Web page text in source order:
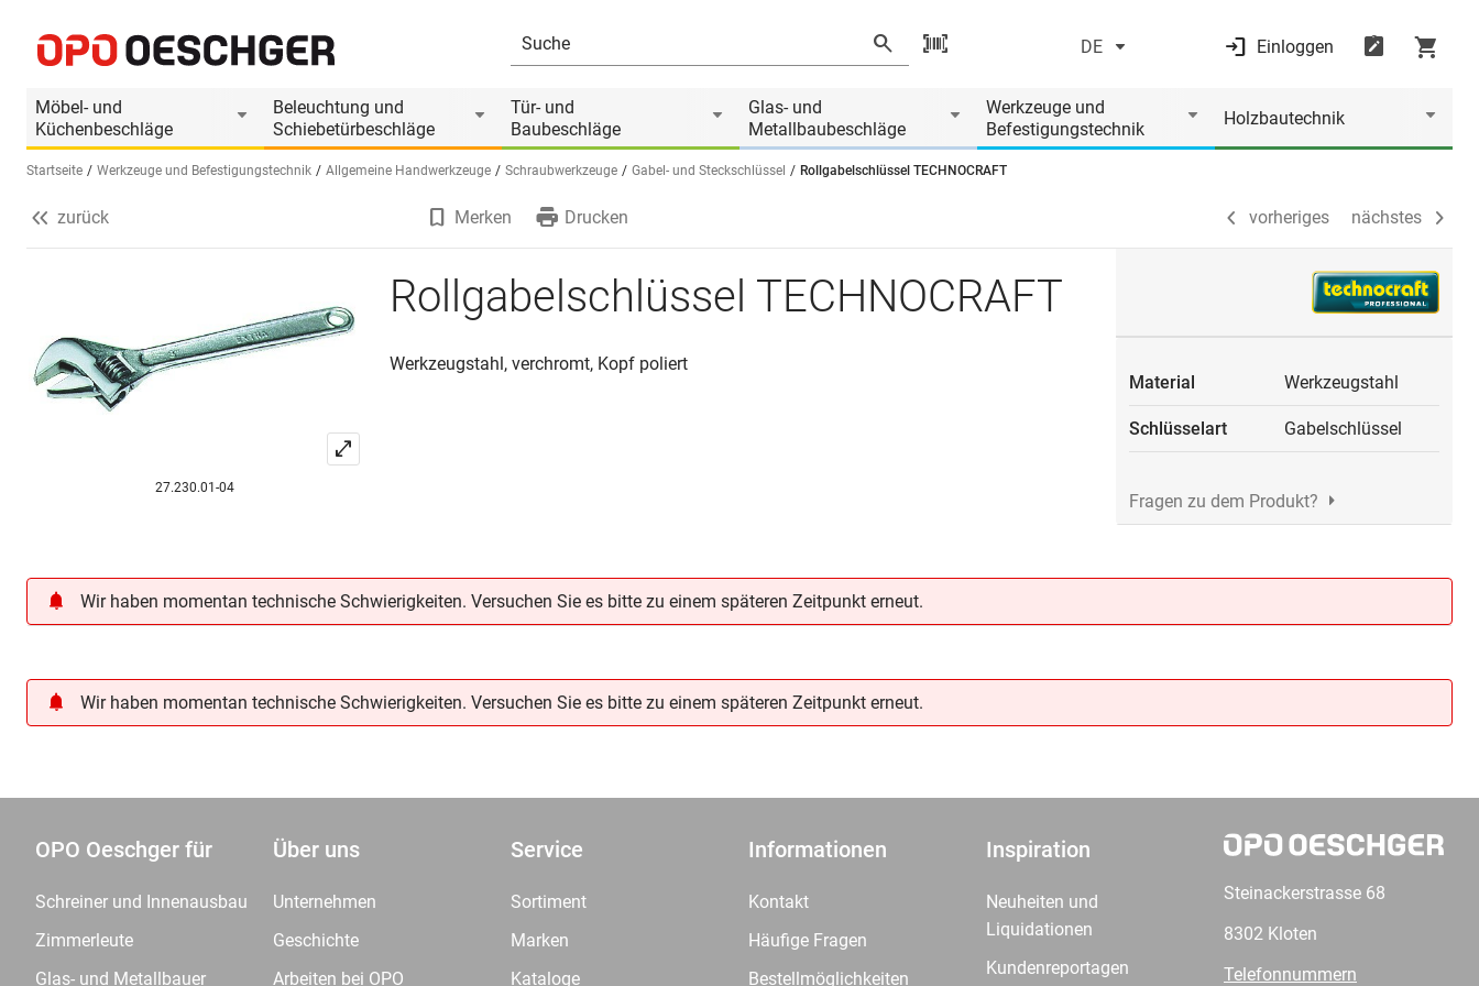
DE Einloggen
Möbel- und
Küchenbeschläge
Beleuchtung und
Schiebetürbeschläge
Tür- und
Baubeschläge
Glas- und
Metallbaubeschläge
Werkzeuge und
Befestigungstechnik
Holzbautechnik
Sprache wählen (DE)
Startseite Werkzeuge und Befestigungstechnik Allgemeine Handwerkzeuge Schraubwerkzeuge Gabel- und Steckschlüssel Rollgabelschlüssel TECHNOCRAFT
Produktinformationen
Produkt ist Zubehör von vorheriges nächstes
zurück Merken Drucken vorheriges nächstes
27.230.01-04
Rollgabelschlüssel TECHNOCRAFT
Werkzeugstahl, verchromt, Kopf poliert
Material
Werkzeugstahl
Schlüsselart Gabelschlüssel
Fragen zu dem Produkt?
Wir haben momentan technische Schwierigkeiten. Versuchen Sie es bitte zu einem späteren Zeitpunkt erneut.
Wir haben momentan technische Schwierigkeiten. Versuchen Sie es bitte zu einem späteren Zeitpunkt erneut.
OPO Oeschger für
Schreiner und Innenausbau
Zimmerleute
Glas- und Metallbauer
Über uns
Unternehmen
Geschichte
Arbeiten bei OPO
Service
Sortiment
Marken
Kataloge
Informationen
Kontakt
Häufige Fragen
Bestellmöglichkeiten
Inspiration
Neuheiten und
Liquidationen
Kundenreportagen
Steinackerstrasse 68
8302 Kloten
Telefonnummern